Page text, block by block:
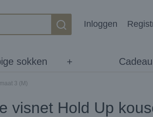
Inloggen
sokken +
3 (M)
visnet Hold Up